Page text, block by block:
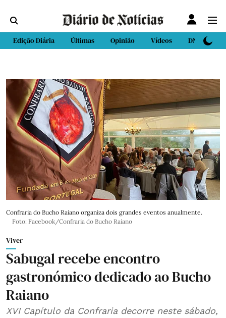
Edição Diária Últimas Opinião Vídeos DN Sport
Confraria do Bucho Raiano organiza dois grandes eventos anualmente.
Foto: Facebook/Confraria do Bucho Raiano
Viver
Sabugal recebe encontro
gastronómico dedicado ao Bucho
Raiano
XVI Capítulo da Confraria decorre neste sábado,